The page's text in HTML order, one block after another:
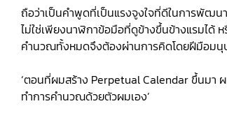
ถือว่าเป็นคำพูดที่เป็นแรงจูงใจที่ดีในการพัฒน
ไม่ใช่เพียงนาฬิกาข้อมือที่ดูข้างขึ้นข้างแรมได้
คำนวณทั้งหมดจึงต้องผ่านการคิดโดยฝีมือมนุ
‘ตอนที่ผมสร้าง Perpetual Calendar ขึ้นมา
ทำการคำนวณด้วยตัวผมเอง’